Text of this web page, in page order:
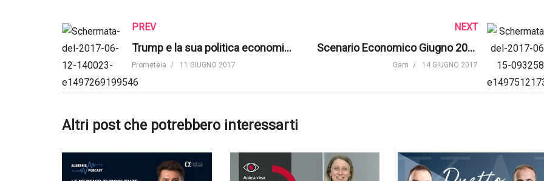
PREV
Trump e la sua politica economica | Prometeia
Prometeia 11 GIUGNO 2017
NEXT
Scenario Economico Giugno 2017 | GAM
Gam 14 GIUGNO 2017
Altri post che potrebbero interessarti